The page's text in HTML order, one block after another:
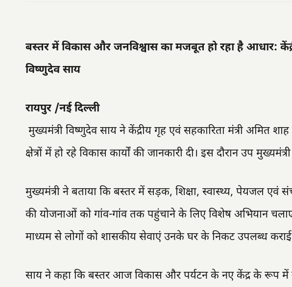
बस्तर में विकास और जनविश्वास का मजबूत हो रहा है आधार:
विष्णुदेव साय
रायपुर /नई दिल्ली
मुख्यमंत्री विष्णुदेव साय ने केंद्रीय गृह एवं सहकारिता मंत्री अमित
क्षेत्रों में हो रहे विकास कार्यों की जानकारी दी। इस दौरान उप
मुख्यमंत्री ने बताया कि बस्तर में सड़क, शिक्षा, स्वास्थ्य, पेयजल एवं
की योजनाओं को गांव-गांव तक पहुंचाने के लिए विशेष अभियान चलाए
माध्यम से लोगों को शासकीय सेवाएं उनके घर के निकट उपलब्ध कराई
साय ने कहा कि बस्तर आज विकास और पर्यटन के नए केंद्र के रूप में